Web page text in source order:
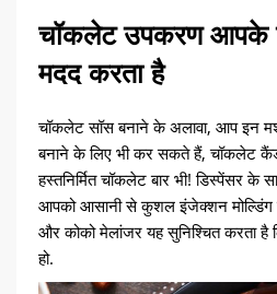
चॉकलेट उपकरण आपके
मदद करता है
चॉकलेट सॉस बनाने के अलावा, आप इन
बनाने के लिए भी कर सकते हैं, चॉकलेट
हस्तनिर्मित चॉकलेट बार भी! डिस्पेंसर के
आपको आसानी से कुशल इंजेक्शन मोल्डिंग
और कोको मेलांजर यह सुनिश्चित करता
हो.